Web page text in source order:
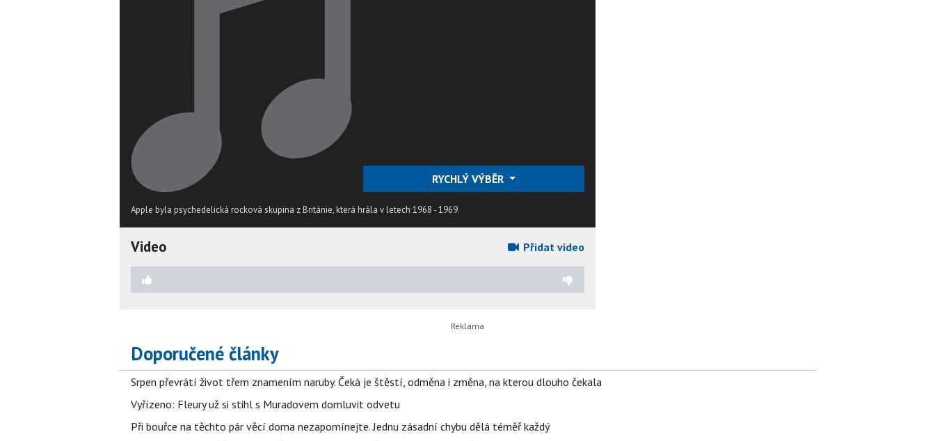
RYCHLÝ VÝBĚR
Apple byla psychedelická rocková skupina z Británie, která hrála v letech 1968 - 1969.
Video Přidat video
Doporučené články
Srpen převrátí život třem znamením naruby. Čeká je štěstí, odměna i změna, na kterou dlouho čekala
Vyřízeno: Fleury už si stihl s Muradovem domluvit odvetu
Při bouřce na těchto pár věcí doma nezapomínejte. Jednu zásadní chybu dělá téměř každý